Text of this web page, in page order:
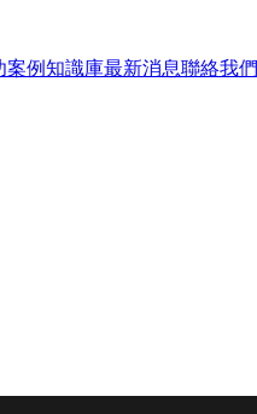
案例知識庫最新消息聯絡我們